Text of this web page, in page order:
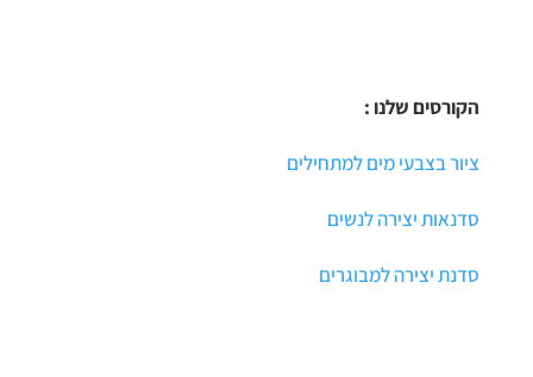
הקורסים שלנו :
ציור בצבעי מים למתחילים
סדנאות יצירה לנשים
סדנת יצירה למבוגרים